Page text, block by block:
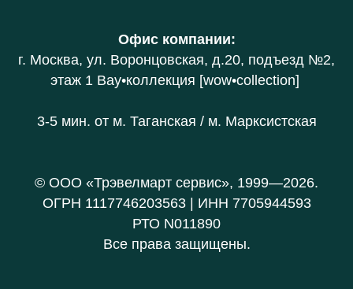
Офис компании:
г. Москва, ул. Воронцовская, д.20, подъезд №2,
этаж 1 Вау•коллекция [wow•collection]
3-5 мин. от м. Таганская / м. Марксистская
© ООО «Трэвелмарт сервис», 1999—2026.
ОГРН 1117746203563 | ИНН 7705944593
РТО N011890
Все права защищены.